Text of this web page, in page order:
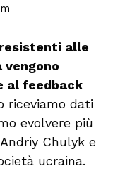
alle
al feedback
riceviamo dati
evolvere più
Chulyk e
ucraina.